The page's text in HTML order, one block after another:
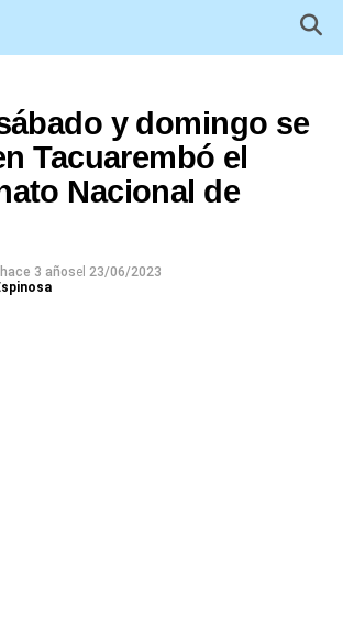
y domingo se
Tacuarembó el
Nacional de
hace 3 añosel 23/06/2023